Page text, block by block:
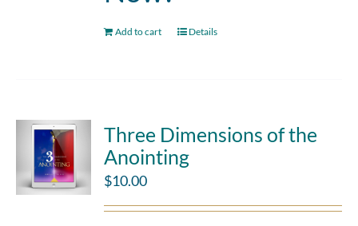
Add to cart Details
Three Dimensions of the
Anointing
$10.00